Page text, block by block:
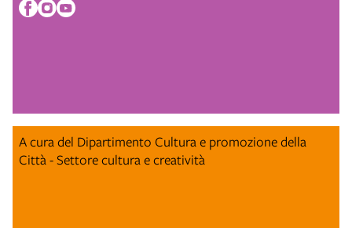
A cura del Dipartimento Cultura e promozione della
Città - Settore cultura e creatività